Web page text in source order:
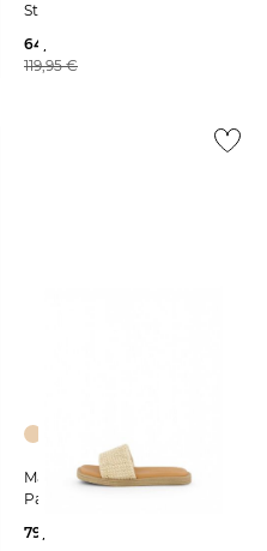
Strickpullover
64,19 €
119,95 €
Marc O'Polo | Damen
Pantoletten AGDA
79,95 €